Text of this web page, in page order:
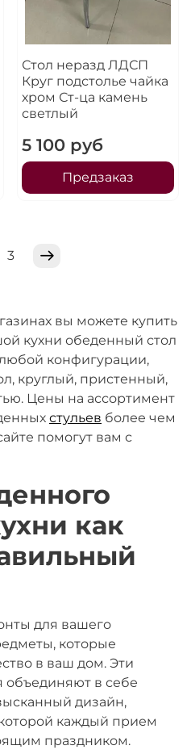
Стол неразд ЛДСП
Круг подстолье чайка
хром Ст-ца камень
светлый
5 100 руб
Предзаказ
3
вы можете купить
кухни обеденный стол
конфигурации,
круглый, пристенный,
Цены на ассортимент
стульев более чем
помогут вам с
как
для вашего
которые
в ваш дом. Эти
объединяют в себе
дизайн,
каждый прием
праздником.